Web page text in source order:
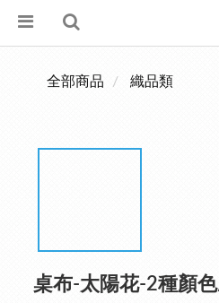
全部商品 織品類
桌布-太陽花-2種顏